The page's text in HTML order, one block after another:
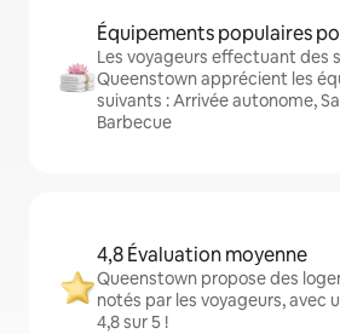
Équipements populaires
Les voyageurs effectuant des
Queenstown apprécient les
suivants : Arrivée autonome,
Barbecue
4,8 Évaluation moyenne
Queenstown propose des
notés par les voyageurs, avec
4,8 sur 5 !